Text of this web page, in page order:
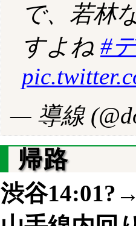
で、若林
すよね #
— 導線
帰路
渋谷